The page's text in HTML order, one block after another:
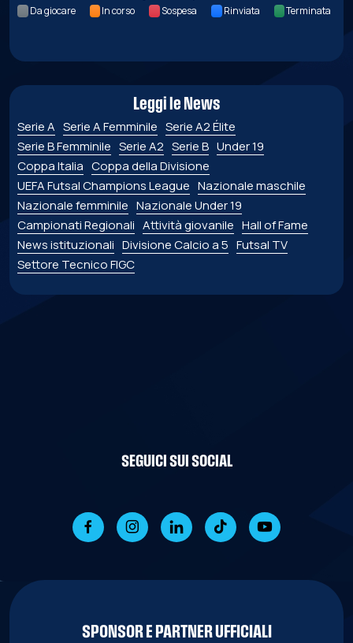
Da giocare In corso Sospesa Rinviata Terminata
Leggi le News
Serie A Serie A Femminile Serie A2 Élite
Serie B Femminile Serie A2 Serie B Under 19
Coppa Italia Coppa della Divisione
UEFA Futsal Champions League Nazionale maschile
Nazionale femminile Nazionale Under 19
Campionati Regionali Attività giovanile Hall of Fame
News istituzionali Divisione Calcio a 5 Futsal TV
Settore Tecnico FIGC
SEGUICI SUI SOCIAL
SPONSOR E PARTNER UFFICIALI